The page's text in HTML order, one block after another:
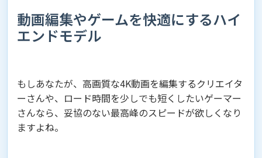
動画編集やゲームを快適にするハイ
エンドモデル
もしあなたが、高画質な4K動画を編集するクリエイタ
ーさんや、ロード時間を少しでも短くしたいゲーマー
さんなら、妥協のない最高峰のスピードが欲しくなり
ますよね。